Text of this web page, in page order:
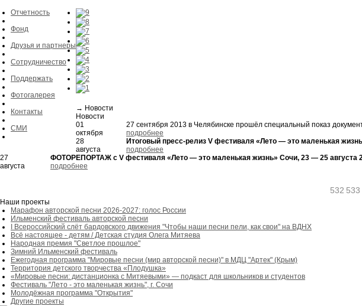
Отчетность
Фонд
Друзья и партнеры
Сотрудничество
Поддержать
Фотогалерея
Контакты
СМИ
→ Новости
Новости
01
октября
27 сентября 2013 в Челябинске прошёл специальный показ
подробнее
28
августа
Итоговый пресс-релиз V фестиваля «Лето — это маленькая
подробнее
27
августа
ФОТОРЕПОРТАЖ с V фестиваля «Лето — это маленькая жизнь» Сочи, 23 — 25 августа
подробнее
532 533
Наши проекты
Марафон авторской песни 2026-2027: голос России
Ильменский фестиваль авторской песни
I Всероссийский слёт бардовского движения "Чтобы наши песни пели, как свои" на ВДНХ
Всё настоящее - детям / Детская студия Олега Митяева
Народная премия "Светлое прошлое"
Зимний Ильменский фестиваль
Ежегодная программа "Мировые песни (мир авторской песни)" в МДЦ "Артек" (Крым)
Территория детского творчества «Плодушка»
«Мировые песни: дистанционка с Митяевыми» — подкаст для школьников и студентов
Фестиваль "Лето - это маленькая жизнь", г. Сочи
Молодёжная программа "Открытия"
Другие проекты